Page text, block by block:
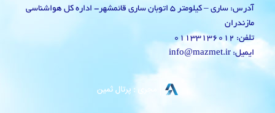
آدرس: ساری – کیلومتر 5 اتوبان ساری قائمشهر- اداره کل هواشناسی
مازندران
تلفن: 01133136012
ایمیل: info@mazmet.ir